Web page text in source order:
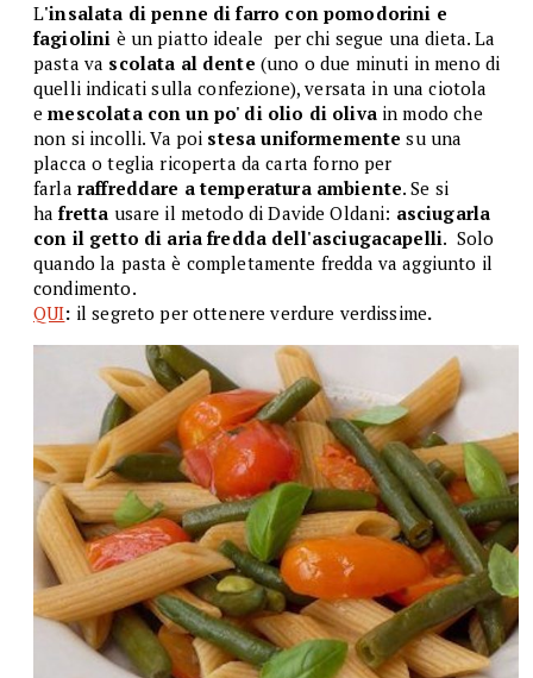
L'insalata di penne di farro con pomodorini e
fagiolini è un piatto ideale per chi segue una dieta. La
pasta va scolata al dente (uno o due minuti in meno di
quelli indicati sulla confezione), versata in una ciotola
emescolata con un po' di olio di olivain modo che
non si incolli. Va poi stesa uniformemente su una
placca o teglia ricoperta da carta forno per
farla raffreddare a temperatura ambiente. Se si
hafretta usare il metodo di Davide Oldani: asciugarla
con il getto di aria fredda dell'asciugacapelli. Solo
quando la pasta è completamente fredda va aggiunto il
condimento.
QUI: il segreto per ottenere verdure verdissime.